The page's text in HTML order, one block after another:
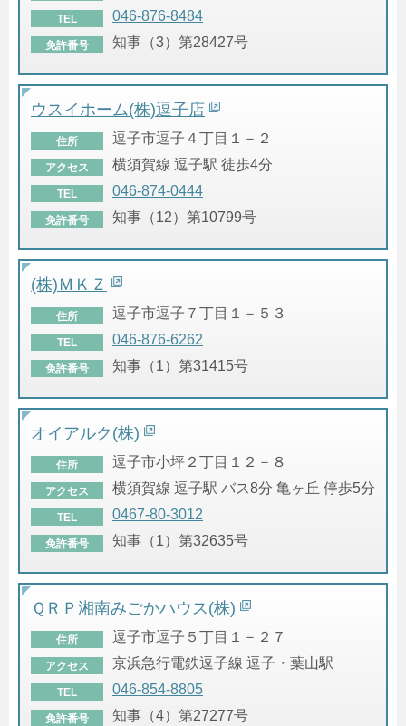
TEL 046-876-8484
免許番号 知事（3）第28427号
ウスイホーム(株)逗子店
住所 逗子市逗子４丁目１－２
アクセス 横須賀線 逗子駅 徒歩4分
TEL 046-874-0444
免許番号 知事（12）第10799号
(株)ＭＫＺ
住所 逗子市逗子７丁目１－５３
TEL 046-876-6262
免許番号 知事（1）第31415号
オイアルク(株)
住所 逗子市小坪２丁目１２－８
アクセス 横須賀線 逗子駅 バス8分 亀ヶ丘 停歩5分
TEL 0467-80-3012
免許番号 知事（1）第32635号
ＱＲＰ湘南みごかハウス(株)
住所 逗子市逗子５丁目１－２７
アクセス 京浜急行電鉄逗子線 逗子・葉山駅
TEL 046-854-8805
免許番号 知事（4）第27277号